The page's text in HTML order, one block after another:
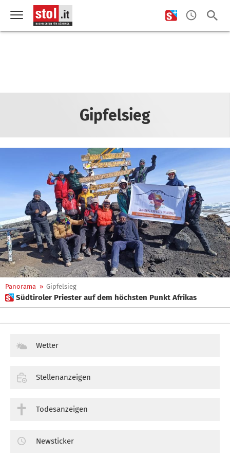
Gipfelsieg
Panorama » Gipfelsieg
 Südtiroler Priester auf dem höchsten Punkt Afrikas
Wetter
Stellenanzeigen
Todesanzeigen
Newsticker